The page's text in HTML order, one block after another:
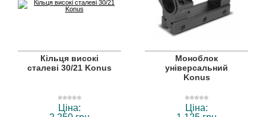
Кільця високі
сталеві 30/21 Konus
Ціна:
Моноблок
універсальний
Konus
Ціна: